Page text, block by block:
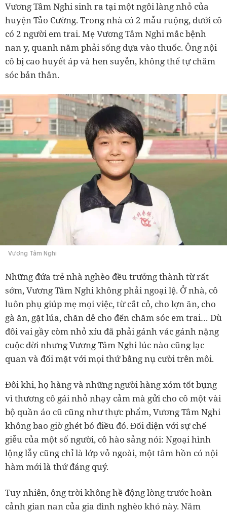
Vương Tâm Nghi sinh ra tại một ngôi làng nhỏ của
huyện Tảo Cường. Trong nhà có 2 mẫu ruộng, dưới cô
có 2 người em trai. Mẹ Vương Tâm Nghi mắc bệnh
nan y, quanh năm phải sống dựa vào thuốc. Ông nội
cô bị cao huyết áp và hen suyễn, không thể tự chăm
sóc bản thân.
Vương Tâm Nghi
Những đứa trẻ nhà nghèo đều trưởng thành từ rất
sớm, Vương Tâm Nghi không phải ngoại lệ. Ở nhà, cô
luôn phụ giúp mẹ mọi việc, từ cắt cỏ, cho lợn ăn, cho
gà ăn, gặt lúa, chăn dê cho đến chăm sóc em trai… Dù
đôi vai gầy còm nhỏ xíu đã phải gánh vác gánh nặng
cuộc đời nhưng Vương Tâm Nghi lúc nào cũng lạc
quan và đối mặt với mọi thứ bằng nụ cười trên môi.
Đôi khi, họ hàng và những người hàng xóm tốt bụng
vì thương cô gái nhỏ nhạy cảm mà gửi cho cô một vài
bộ quần áo cũ cũng như thực phẩm, Vương Tâm Nghi
không bao giờ ghét bỏ điều đó. Đối diện với sự chế
giễu của một số người, cô hào sảng nói: Ngoại hình
lộng lẫy cũng chỉ là lớp vỏ ngoài, một tâm hồn có nội
hàm mới là thứ đáng quý.
Tuy nhiên, ông trời không hề động lòng trước hoàn
cảnh gian nan của gia đình nghèo khó này. Năm